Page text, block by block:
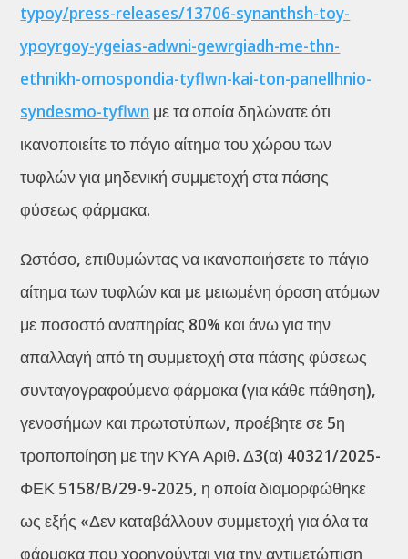
typoy/press-releases/13706-synanthsh-toy-
ypoyrgoy-ygeias-adwni-gewrgiadh-me-thn-
ethnikh-omospondia-tyflwn-kai-ton-panellhnio-
syndesmo-tyflwn με τα οποία δηλώνατε ότι
ικανοποιείτε το πάγιο αίτημα του χώρου των
τυφλών για μηδενική συμμετοχή στα πάσης
φύσεως φάρμακα.
Ωστόσο, επιθυμώντας να ικανοποιήσετε το πάγιο
αίτημα των τυφλών και με μειωμένη όραση ατόμων
με ποσοστό αναπηρίας 80% και άνω για την
απαλλαγή από τη συμμετοχή στα πάσης φύσεως
συνταγογραφούμενα φάρμακα (για κάθε πάθηση),
γενοσήμων και πρωτοτύπων, προέβητε σε 5η
τροποποίηση με την ΚΥΑ Αριθ. Δ3(α) 40321/2025-
ΦΕΚ 5158/Β/29-9-2025, η οποία διαμορφώθηκε
ως εξής «Δεν καταβάλλουν συμμετοχή για όλα τα
φάρμακα που χορηγούνται για την αντιμετώπιση